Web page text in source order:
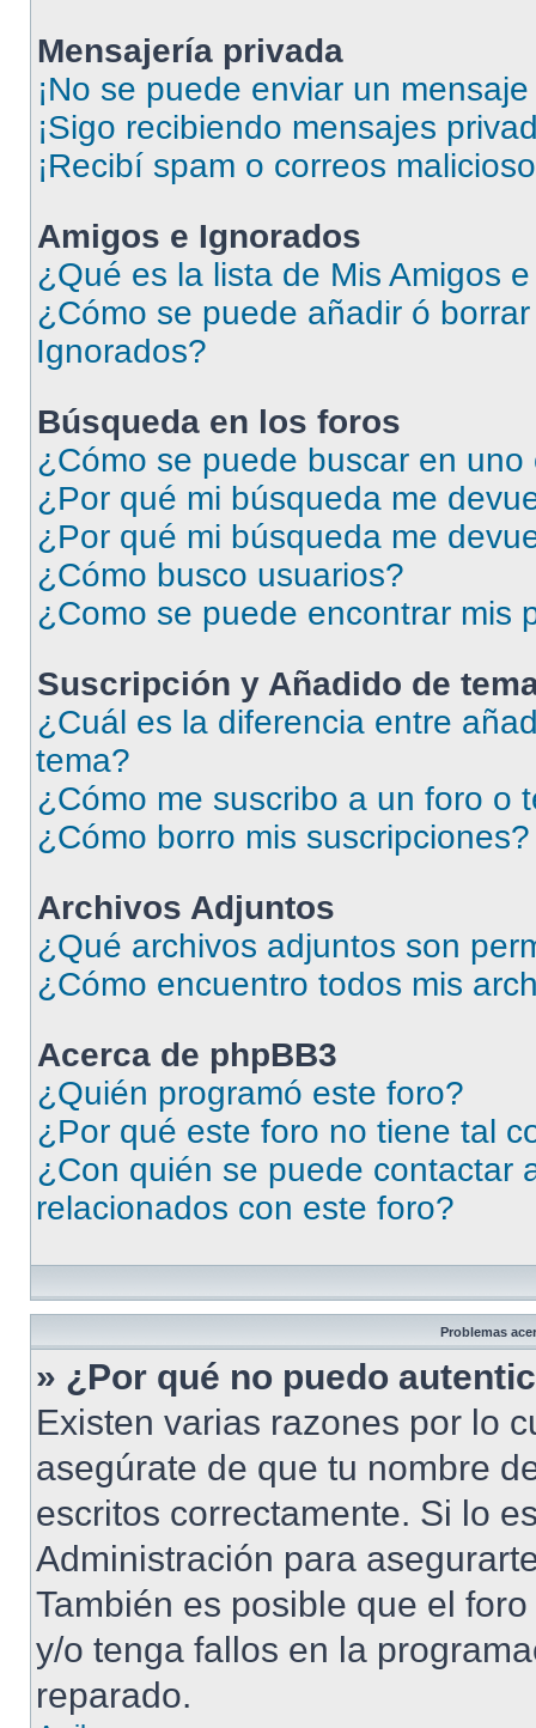
Mensajería privada
¡No se puede enviar un
¡Sigo recibiendo mensajes
¡Recibí spam o correos
Amigos e Ignorados
¿Qué es la lista de Mis Amigos
¿Cómo se puede añadir ó
Ignorados?
Búsqueda en los foros
¿Cómo se puede buscar en uno
¿Por qué mi búsqueda me
¿Por qué mi búsqueda me
¿Cómo busco usuarios?
¿Como se puede encontrar mis
Suscripción y Añadido de
¿Cuál es la diferencia entre
tema?
¿Cómo me suscribo a un foro o
¿Cómo borro mis suscripciones?
Archivos Adjuntos
¿Qué archivos adjuntos son
¿Cómo encuentro todos mis
Acerca de phpBB3
¿Quién programó este foro?
¿Por qué este foro no tiene tal
¿Con quién se puede contactar
relacionados con este foro?
Problemas
» ¿Por qué no puedo
Existen varias razones por lo
asegúrate de que tu nombre
escritos correctamente. Si lo
Administración para
También es posible que el
y/o tenga fallos en la
reparado.